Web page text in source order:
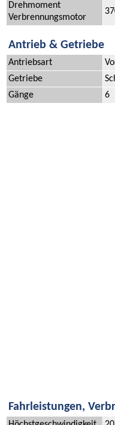
Drehmoment
Verbrennungsmotor
Antrieb & Getriebe
Antriebsart
Getriebe
Gänge
6
Fahrleistungen,